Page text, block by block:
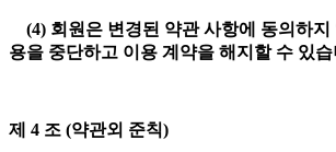
(4) 회원은 변경된 약관 사항에 동의하지
용을 중단하고 이용 계약을 해지할 수 있
제 4 조 (약관외 준칙)